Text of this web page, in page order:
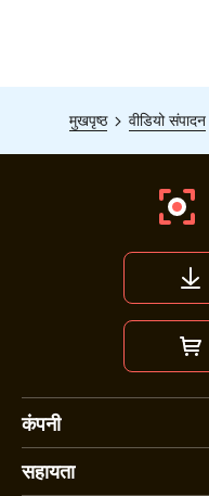
मुखपृष्ठ वीडियो संपादन
कंपनी
सहायता